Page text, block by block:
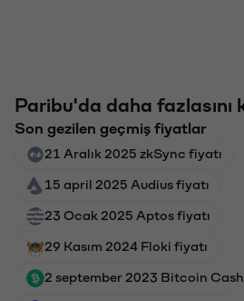
Paribu'da daha fazlasını
Son gezilen geçmiş fiyatlar
21 Aralık 2025 zkSync fiyatı
15 april 2025 Audius fiyatı
23 Ocak 2025 Aptos fiyatı
29 Kasım 2024 Floki fiyatı
2 september 2023 Bitcoin